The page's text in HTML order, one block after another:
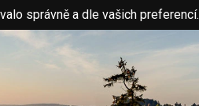
správně a dle vašich preferencí.